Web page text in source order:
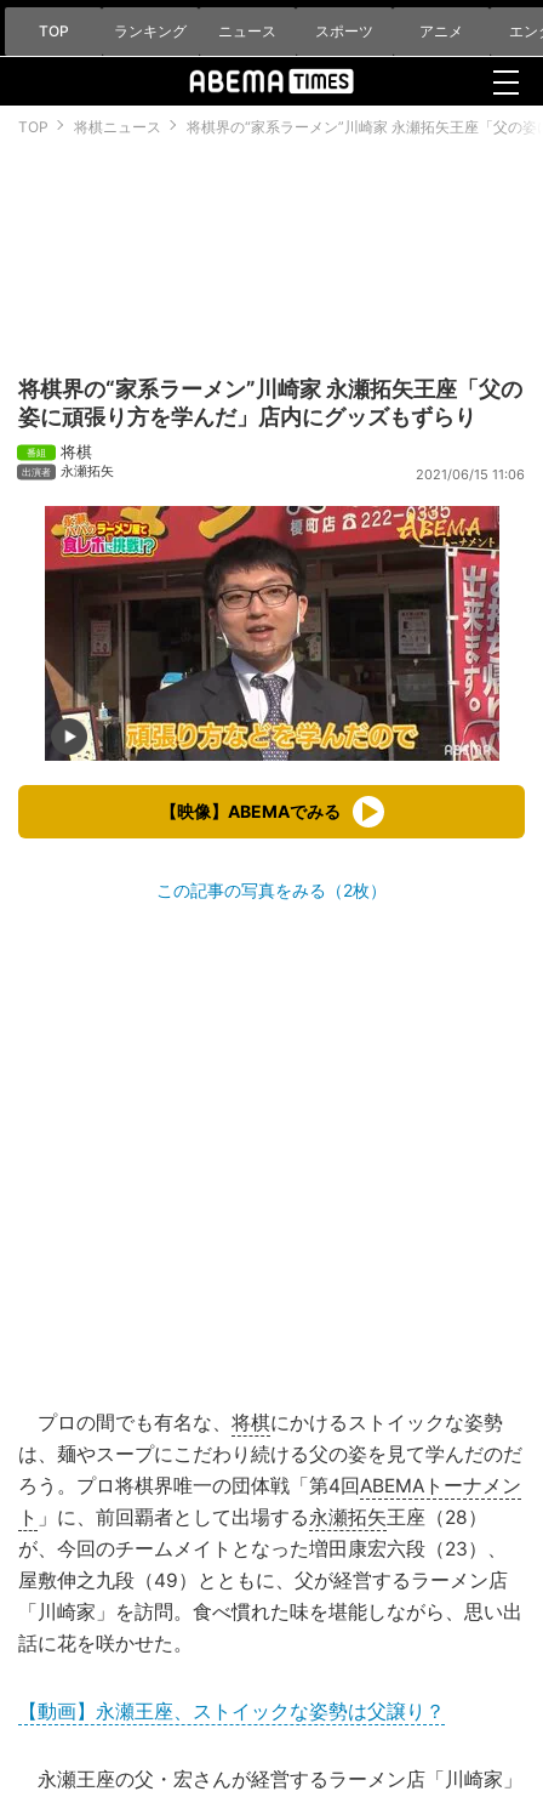
TOP ランキング ニュース スポーツ アニメ エン
TOP 将棋ニュース 将棋界の“家系ラーメン”川崎家 永瀬拓矢王座「父の
将棋界の“家系ラーメン”川崎家 永瀬拓矢王座「父の
姿に頑張り方を学んだ」店内にグッズもずらり
将棋
永瀬拓矢 2021/06/15 11:06
【映像】ABEMAでみる
この記事の写真をみる（2枚）
プロの間でも有名な、 将棋にかけるストイックな姿勢
は、麺やスープにこだわり続ける父の姿を見て学んだのだ
ろう。プロ将棋界唯一の団体戦「第4回ABEMAトーナメン
ト 」に、前回覇者として出場する永瀬拓矢王座（28）
が、今回のチームメイトとなった増田康宏六段（23）、
屋敷伸之九段（49）とともに、父が経営するラーメン店
「川崎家」を訪問。食べ慣れた味を堪能しながら、思い出
話に花を咲かせた。
【動画】永瀬王座、ストイックな姿勢は父譲り？
永瀬王座の父・宏さんが経営するラーメン店「川崎家」